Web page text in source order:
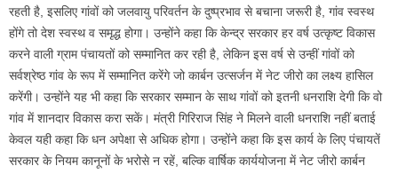
रहती है, इसलिए गांवों को जलवायु परिवर्तन के दुष्प्रभाव से बचाना जरूरी है, गांव स्वस्थ
होंगे तो देश स्वस्थ व समृद्ध होगा। उन्होंने कहा कि केन्द्र सरकार हर वर्ष उत्कृष्ट विकास
करने वाली ग्राम पंचायतों को सम्मानित कर रही है, लेकिन इस वर्ष से उन्हीं गांवों को
सर्वश्रेष्ठ गांव के रूप में सम्मानित करेंगे जो कार्बन उत्सर्जन में नेट जीरो का लक्ष्य हासिल
करेंगी। उन्होंने यह भी कहा कि सरकार सम्मान के साथ गांवों को इतनी धनराशि देगी कि वो
गांव में शानदार विकास करा सकें। मंत्री गिरिराज सिंह ने मिलने वाली धनराशि नहीं बताई
केवल यही कहा कि धन अपेक्षा से अधिक होगा। उन्होंने कहा कि इस कार्य के लिए पंचायतें
सरकार के नियम कानूनों के भरोसे न रहें, बल्कि वार्षिक कार्ययोजना में नेट जीरो कार्बन